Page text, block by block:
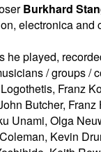
Burkhard
electronica and
he played,
/ groups /
Franz
Butcher, Franz
Unami, Olga
Kevin